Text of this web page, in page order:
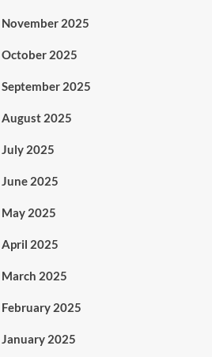
November 2025
October 2025
September 2025
August 2025
July 2025
June 2025
May 2025
April 2025
March 2025
February 2025
January 2025